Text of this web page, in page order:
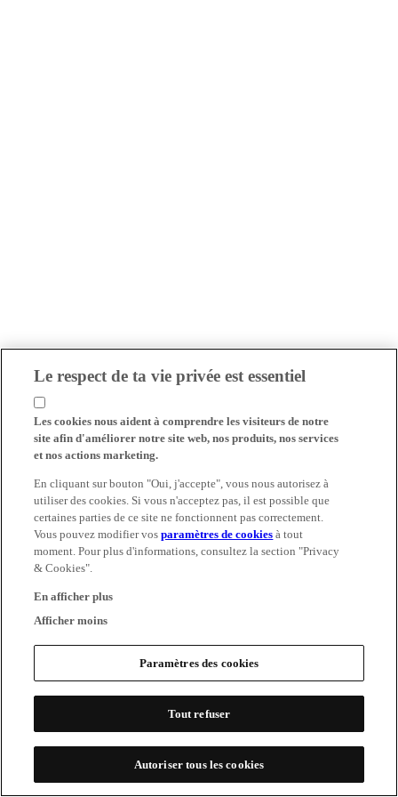
Le respect de ta vie privée est essentiel
Les cookies nous aident à comprendre les visiteurs de notre
site afin d'améliorer notre site web, nos produits, nos services
et nos actions marketing.
En cliquant sur bouton "Oui, j'accepte", vous nous autorisez à
utiliser des cookies. Si vous n'acceptez pas, il est possible que
certaines parties de ce site ne fonctionnent pas correctement.
Vous pouvez modifier vosparamètres de cookies à tout
moment. Pour plus d'informations, consultez la section "Privacy
& Cookies".
En afficher plus
Afficher moins
Paramètres des cookies
Tout refuser
Autoriser tous les cookies